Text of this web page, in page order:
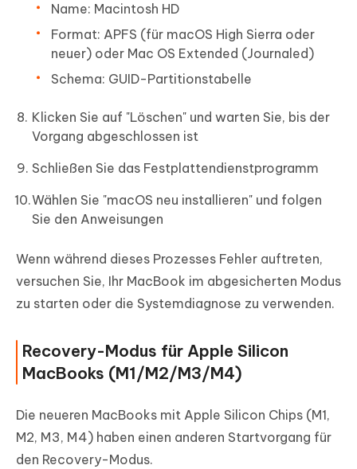
Name: Macintosh HD
Format: APFS (für macOS High Sierra oder
neuer) oder Mac OS Extended (Journaled)
Schema: GUID-Partitionstabelle
Klicken Sie auf "Löschen" und warten Sie, bis der
Vorgang abgeschlossen ist
Schließen Sie das Festplattendienstprogramm
Wählen Sie "macOS neu installieren" und folgen
Sie den Anweisungen
Wenn während dieses Prozesses Fehler auftreten,
versuchen Sie, Ihr MacBook im abgesicherten Modus
zu starten oder die Systemdiagnose zu verwenden.
Recovery-Modus für Apple Silicon
MacBooks (M1/M2/M3/M4)
Die neueren MacBooks mit Apple Silicon Chips (M1,
M2, M3, M4) haben einen anderen Startvorgang für
den Recovery-Modus.